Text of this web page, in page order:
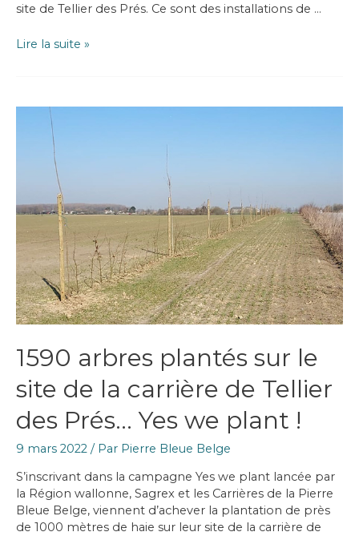
site de Tellier des Prés. Ce sont des installations de …
La
des
prochainement
équipée
installation
électrique
de
moyenne
tension
Lire la suite »
1590 arbres plantés sur le
site de la carrière de Tellier
des Prés… Yes we plant !
9 mars 2022 / Par Pierre Bleue Belge
S’inscrivant dans la campagne Yes we plant lancée par
la Région wallonne, Sagrex et les Carrières de la Pierre
Bleue Belge, viennent d’achever la plantation de près
de 1000 mètres de haie sur leur site de la carrière de